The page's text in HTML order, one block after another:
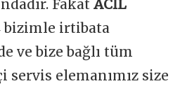
Fakat ACİL
bizimle irtibata
ve bize bağlı tüm
servis elemanımız size